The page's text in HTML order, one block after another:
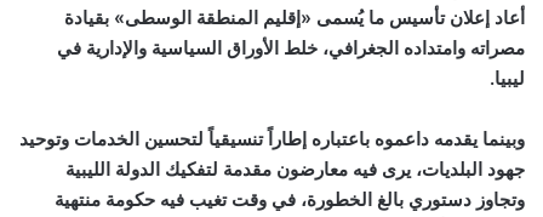
أعاد إعلان تأسيس ما يُسمى «إقليم المنطقة الوسطى» بقيادة
مصراته وامتداده الجغرافي، خلط الأوراق السياسية والإدارية في
ليبيا.
وبينما يقدمه داعموه باعتباره إطاراً تنسيقياً لتحسين الخدمات وتوحيد
جهود البلديات، يرى فيه معارضون مقدمة لتفكيك الدولة الليبية
وتجاوز دستوري بالغ الخطورة، في وقت تغيب فيه حكومة منتهية